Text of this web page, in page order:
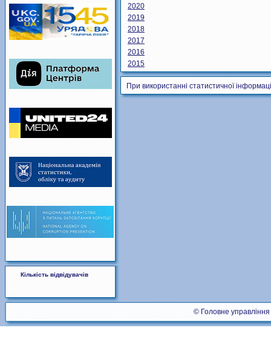
Кількість відвідувачів
2020
2019
2018
2017
2016
2015
При використанні статистичної
© Головне управління